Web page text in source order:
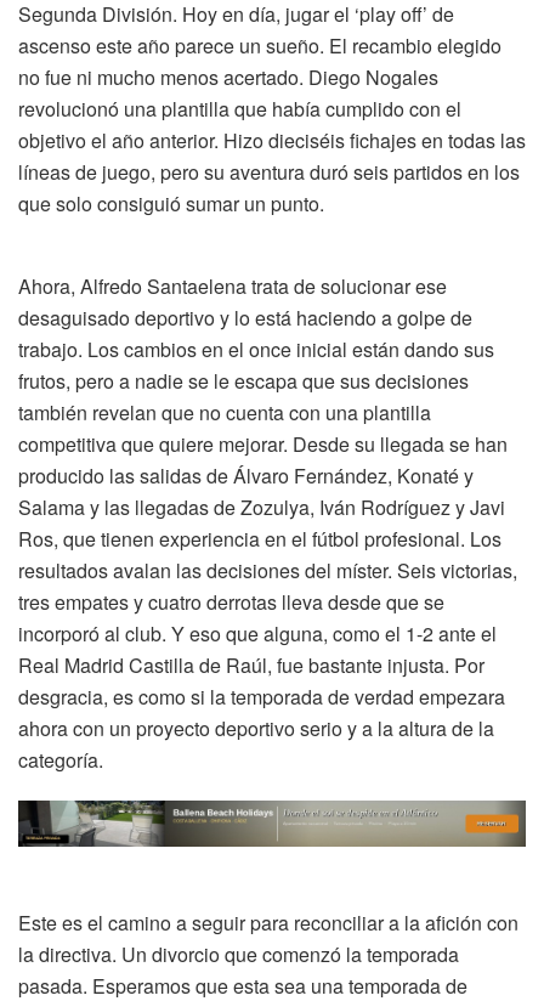
Segunda División. Hoy en día, jugar el ‘play off’ de
ascenso este año parece un sueño. El recambio elegido
no fue ni mucho menos acertado. Diego Nogales
revolucionó una plantilla que había cumplido con el
objetivo el año anterior. Hizo dieciséis fichajes en todas las
líneas de juego, pero su aventura duró seis partidos en los
que solo consiguió sumar un punto.
Ahora, Alfredo Santaelena trata de solucionar ese
desaguisado deportivo y lo está haciendo a golpe de
trabajo. Los cambios en el once inicial están dando sus
frutos, pero a nadie se le escapa que sus decisiones
también revelan que no cuenta con una plantilla
competitiva que quiere mejorar. Desde su llegada se han
producido las salidas de Álvaro Fernández, Konaté y
Salama y las llegadas de Zozulya, Iván Rodríguez y Javi
Ros, que tienen experiencia en el fútbol profesional. Los
resultados avalan las decisiones del míster. Seis victorias,
tres empates y cuatro derrotas lleva desde que se
incorporó al club. Y eso que alguna, como el 1-2 ante el
Real Madrid Castilla de Raúl, fue bastante injusta. Por
desgracia, es como si la temporada de verdad empezara
ahora con un proyecto deportivo serio y a la altura de la
categoría.
Este es el camino a seguir para reconciliar a la afición con
la directiva. Un divorcio que comenzó la temporada
pasada. Esperamos que esta sea una temporada de